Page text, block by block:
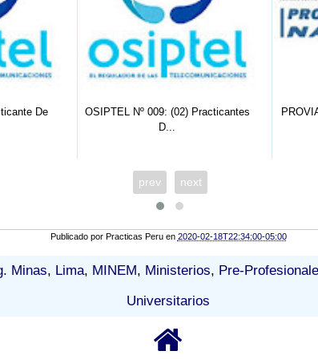
De
OSIPTEL Nº 009: (02) Practicantes
D...
prev next
Publicado por Practicas Peru en 2020-02-18T22:34:00-05:00
Minas, Lima, MINEM, Ministerios, Pre-
Universitarios